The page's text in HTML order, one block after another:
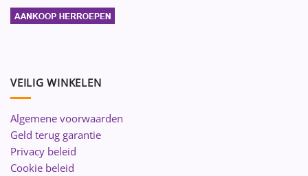
VEILIG WINKELEN
Algemene voorwaarden
Geld terug garantie
Privacy beleid
Cookie beleid